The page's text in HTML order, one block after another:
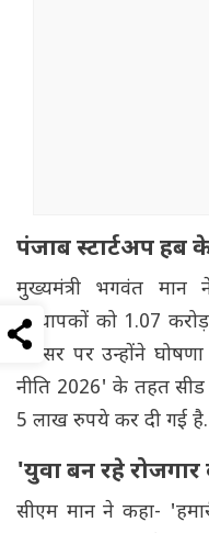
पंजाब स्टार्टअप हब
मुख्यमंत्री भगवंत
संस्थापकों को 1.07
अवसर पर उन्होंने
नीति 2026' के तहत सीड
5 लाख रुपये कर दी गई है.
'युवा बन रहे रोजगार
सीएम मान ने कहा-